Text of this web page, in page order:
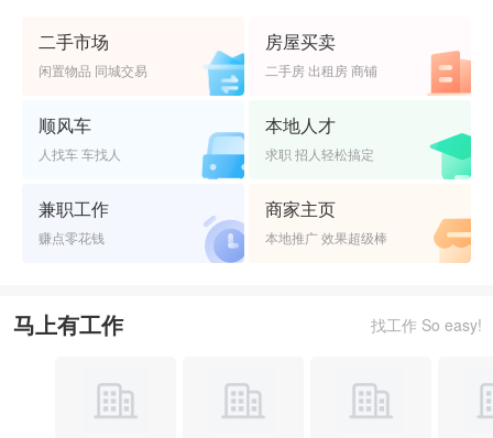
二手市场
闲置物品 同城交易
房屋买卖
二手房 出租房 商铺
顺风车
人找车 车找人
本地人才
求职 招人轻松搞定
兼职工作
赚点零花钱
商家主页
本地推广 效果超级棒
马上有工作 找工作 So easy!